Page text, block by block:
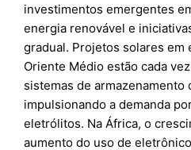
investimentos emergentes
energia renovável e
gradual. Projetos solares em
Oriente Médio estão cada
sistemas de armazenamento
impulsionando a demanda
eletrólitos. Na África, o
aumento do uso de